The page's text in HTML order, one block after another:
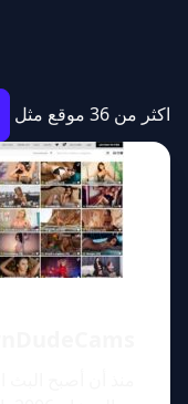
اكثر من 36 موقع مثل